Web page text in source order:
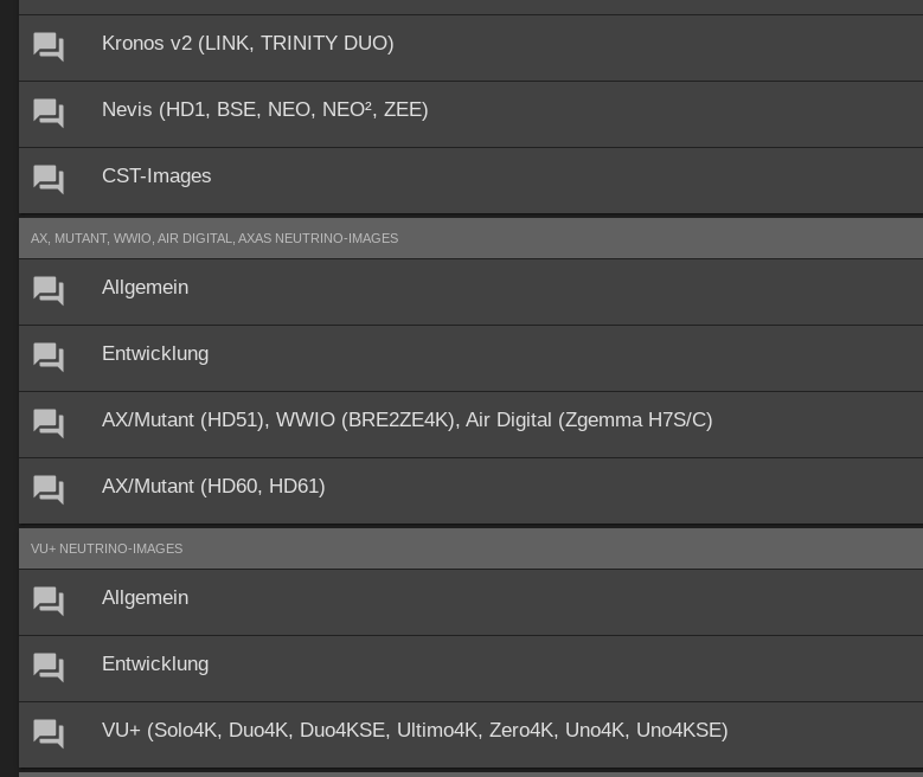
Kronos v2 (LINK, TRINITY DUO)
Nevis (HD1, BSE, NEO, NEO², ZEE)
CST-Images
AX, MUTANT, WWIO, AIR DIGITAL, AXAS NEUTRINO-IMAGES
Allgemein
Entwicklung
AX/Mutant (HD51), WWIO (BRE2ZE4K), Air Digital (Zgemma H7S/C)
AX/Mutant (HD60, HD61)
VU+ NEUTRINO-IMAGES
Allgemein
Entwicklung
VU+ (Solo4K, Duo4K, Duo4KSE, Ultimo4K, Zero4K, Uno4K, Uno4KSE)